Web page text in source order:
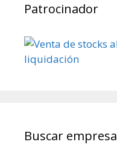
Patrocinador
Buscar empresa